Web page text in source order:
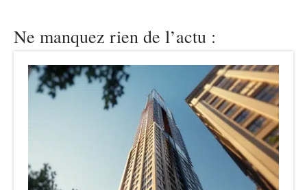
Ne manquez rien de l’actu :